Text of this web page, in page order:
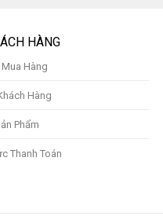
HÀNG
Hàng
Hàng
Phẩm
Thanh Toán